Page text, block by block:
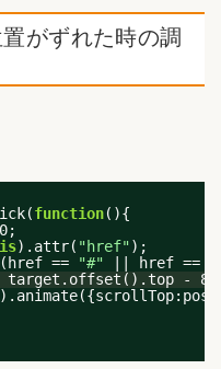
がずれた時の調
function(){
).attr( "href");
== "#" || href ==
target.offset().top -